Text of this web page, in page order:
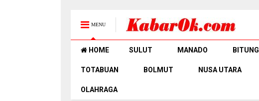
MENU
HOME SULUT MANADO BITUNG
TOTABUAN BOLMUT NUSA UTARA
OLAHRAGA